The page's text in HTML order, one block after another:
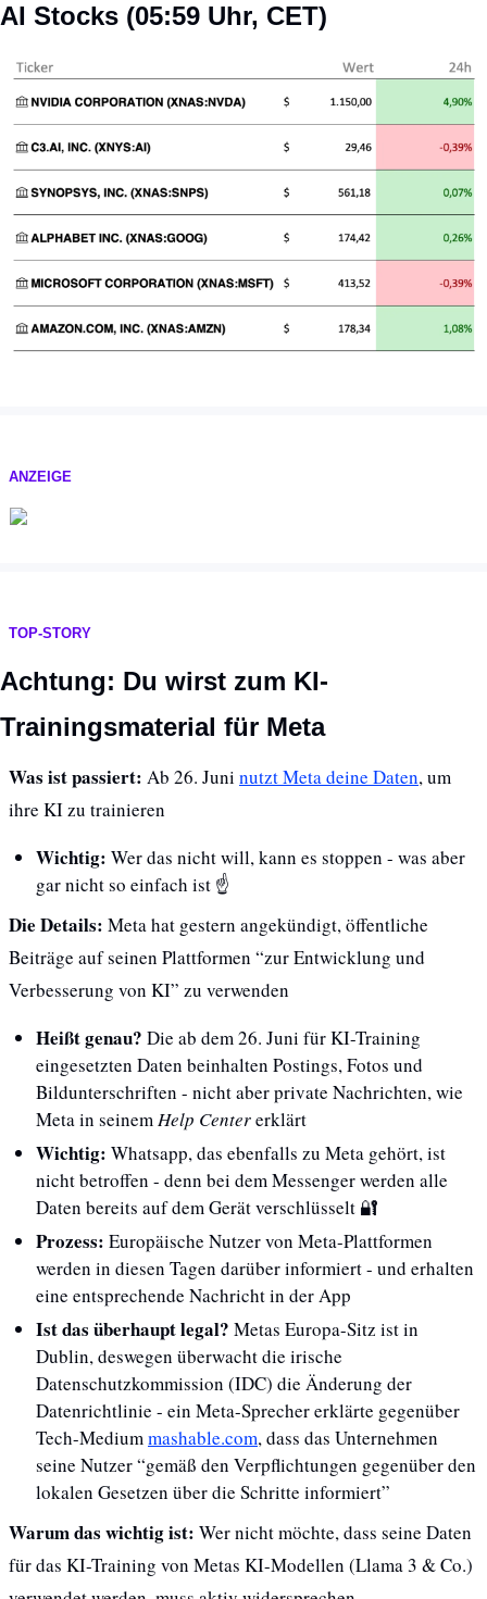
AI Stocks (05:59 Uhr, CET)
ANZEIGE
TOP-STORY
Achtung: Du wirst zum KI-
Trainingsmaterial für Meta
Was ist passiert: Ab 26. Juni nutzt Meta deine Daten, um
ihre KI zu trainieren
Wichtig: Wer das nicht will, kann es stoppen - was aber
gar nicht so einfach ist ☝️
Die Details: Meta hat gestern angekündigt, öffentliche
Beiträge auf seinen Plattformen “zur Entwicklung und
Verbesserung von KI” zu verwenden
Heißt genau? Die ab dem 26. Juni für KI-Training
eingesetzten Daten beinhalten Postings, Fotos und
Bildunterschriften - nicht aber private Nachrichten, wie
Meta in seinem Help Center erklärt
Wichtig: Whatsapp, das ebenfalls zu Meta gehört, ist
nicht betroffen - denn bei dem Messenger werden alle
Daten bereits auf dem Gerät verschlüsselt 🔐
Prozess: Europäische Nutzer von Meta-Plattformen
werden in diesen Tagen darüber informiert - und erhalten
eine entsprechende Nachricht in der App
Ist das überhaupt legal? Metas Europa-Sitz ist in
Dublin, deswegen überwacht die irische
Datenschutzkommission (IDC) die Änderung der
Datenrichtlinie - ein Meta-Sprecher erklärte gegenüber
Tech-Medium mashable.com, dass das Unternehmen
seine Nutzer “gemäß den Verpflichtungen gegenüber den
lokalen Gesetzen über die Schritte informiert”
Warum das wichtig ist: Wer nicht möchte, dass seine Daten
für das KI-Training von Metas KI-Modellen (Llama 3 & Co.)